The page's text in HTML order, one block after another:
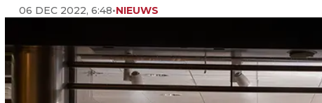
06 DEC 2022, 6:48•NIEUWS